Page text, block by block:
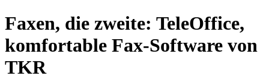
Faxen, die zweite: TeleOffice,
komfortable Fax-Software von
TKR